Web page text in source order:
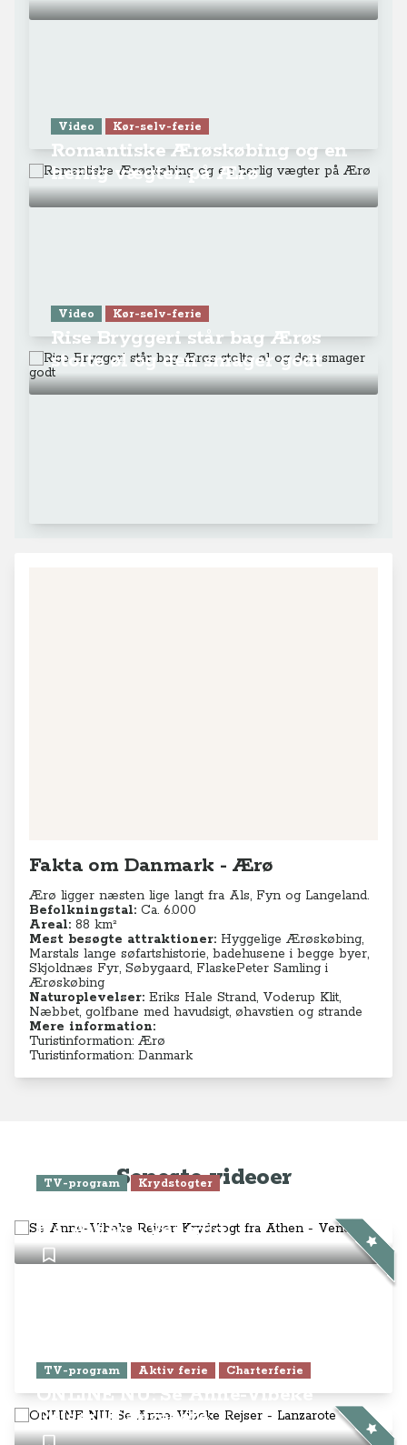
Video Kør-selv-ferie
Romantiske Ærøskøbing og en
herlig vægter på Ærø
Video Kør-selv-ferie
Rise Bryggeri står bag Ærøs
stolte øl og den smager godt
Fakta om Danmark - Ærø
Ærø ligger næsten lige langt fra Als, Fyn og Langeland.
Befolkningstal: Ca. 6.000
Areal: 88 km²
Mest besøgte attraktioner: Hyggelige Ærøskøbing,
Marstals lange søfartshistorie, badehusene i begge byer,
Skjoldnæs Fyr, Søbygaard, FlaskePeter Samling i
Ærøskøbing
Naturoplevelser: Eriks Hale Strand, Voderup Klit,
Næbbet, golfbane med havudsigt, øhavstien og strande
Mere information:
Turistinformation: Ærø
Turistinformation: Danmark
Seneste videoer
TV-program Krydstogter
fra Athen - Venedig
TV-program Aktiv ferie Charterferie
ONLINE NU: Se Anne-Vibeke
Rejser - Lanzarote